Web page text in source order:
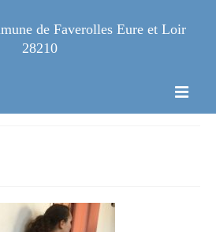
de Faverolles Eure et Loir
28210